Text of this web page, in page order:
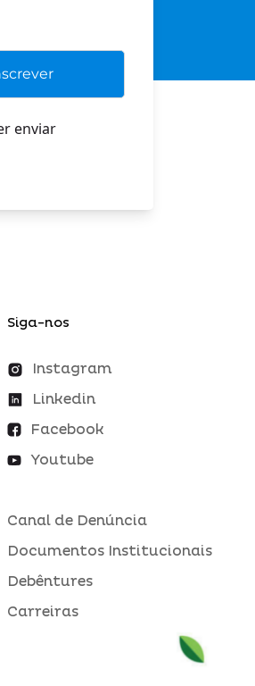
enviar
Siga-nos
Instagram
Linkedin
Facebook
Youtube
Canal de Denúncia
Documentos Institucionais
Debêntures
Carreiras